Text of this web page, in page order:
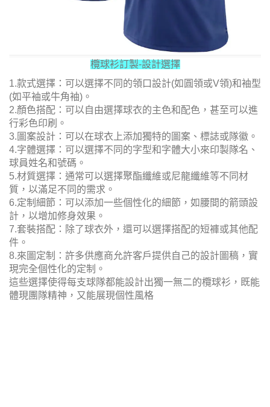
欖球衫訂製-設計選擇
1.款式選擇：可以選擇不同的領口設計(如圓領或V領)和袖型
(如平袖或牛角袖)。
2.顏色搭配：可以自由選擇球衣的主色和配色，甚至可以進
行彩色印刷。
3.圖案設計：可以在球衣上添加獨特的圖案、標誌或隊徽。
4.字體選擇：可以選擇不同的字型和字體大小來印製隊名、
球員姓名和號碼。
5.材質選擇：通常可以選擇聚酯纖維或尼龍纖維等不同材
質，以滿足不同的需求。
6.定制細節：可以添加一些個性化的細節，如腰間的箭頭設
計，以增加修身效果。
7.套裝搭配：除了球衣外，還可以選擇搭配的短褲或其他配
件。
8.來圖定制：許多供應商允許客戶提供自己的設計圖稿，實
現完全個性化的定制。
這些選擇使得每支球隊都能設計出獨一無二的欖球衫，既能
體現團隊精神，又能展現個性風格